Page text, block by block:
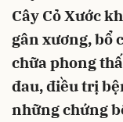
Cây Cỏ Xước
gân xương, bổ
chữa phong
đau, điều trị
những chứng